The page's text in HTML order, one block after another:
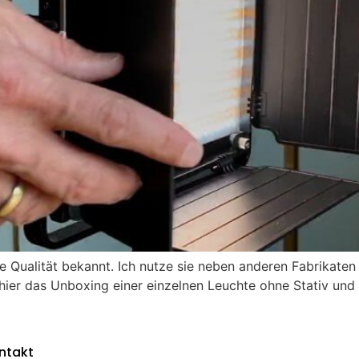
Qualität bekannt. Ich nutze sie neben anderen
das Unboxing einer einzelnen Leuchte ohne Stativ